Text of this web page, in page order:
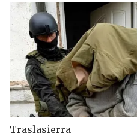
Traslasierra